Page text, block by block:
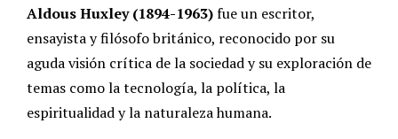
Aldous Huxley (1894-1963)fue un escritor,
ensayista y filósofo británico, reconocido por su
aguda visión crítica de la sociedad y su exploración de
temas como la tecnología, la política, la
espiritualidad y la naturaleza humana.